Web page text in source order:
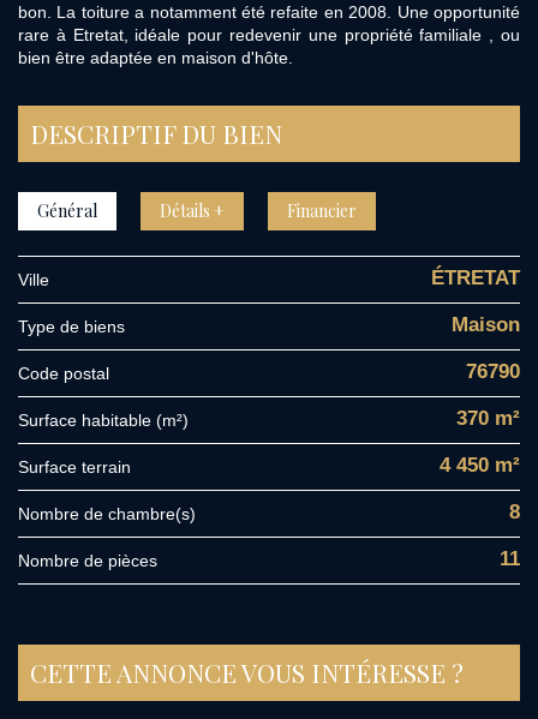
bon. La toiture a notamment été refaite en 2008. Une opportunité
rare à Etretat, idéale pour redevenir une propriété familiale , ou
bien être adaptée en maison d'hôte.
DESCRIPTIF DU BIEN
Général Détails + Financier
Ville ÉTRETAT
Type de biens Maison
Code postal 76790
Surface habitable (m²) 370 m²
surface terrain 4 450 m²
Nombre de chambre(s) 8
Nombre de pièces 11
CETTE ANNONCE VOUS INTÉRESSE ?